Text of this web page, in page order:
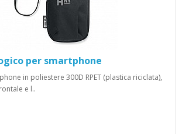
per smartphone
in poliestere 300D RPET (plastica riciclata),
e l..